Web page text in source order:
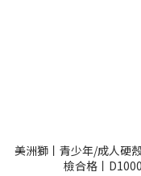
美洲獅丨青少年/成人硬
檢合格丨